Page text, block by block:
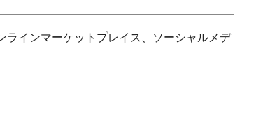
ラインマーケットプレイス、ソーシャルメデ